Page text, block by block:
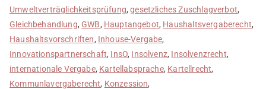
Umweltverträglichkeitsprüfung,gesetzliches Zuschlagverbot,
Gleichbehandlung, GWB, Hauptangebot, Haushaltsvergaberecht,
Haushaltsvorschriften, Inhouse-Vergabe,
Innovationspartnerschaft, InsO, Insolvenz, Insolvenzrecht,
internationale Vergabe, Kartellabsprache, Kartellrecht,
Kommunlavergaberecht, Konzession,